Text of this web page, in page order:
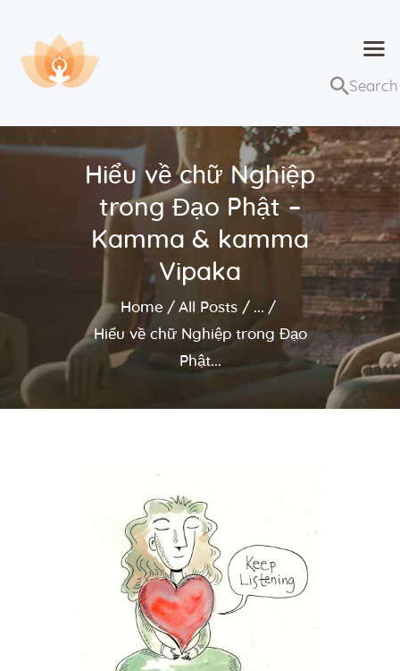
Hiểu về chữ Nghiệp
trong Đạo Phật –
Kamma & kamma
Vipaka
Home All Posts
...
Hiểu về chữ Nghiệp trong Đạo
Phật...
Trang chủ
Bài giảng
Lớp học và sự kiện
Về Dhammaduta